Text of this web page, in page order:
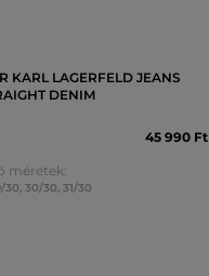
KARL LAGERFELD JEANS
DENIM
45 990 Ft
méretek:
30 30/30 31/30